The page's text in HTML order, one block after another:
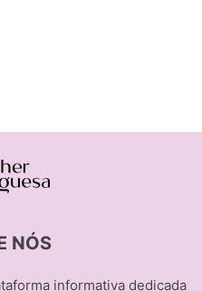
NÓS
informativa dedicada